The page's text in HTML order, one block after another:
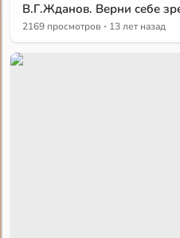
В.Г.Жданов. Верни себе
2169 просмотров · 13 лет назад